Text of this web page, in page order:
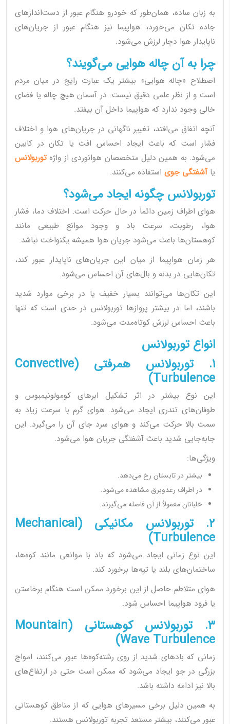
به زبان ساده، همان‌طور که خودرو هنگام عبور از دست‌اندازهای
جاده تکان می‌خورد، هواپیما نیز هنگام عبور از جریان‌های
ناپایدار هوا دچار لرزش می‌شود.
چرا به آن چاله هوایی می‌گویند؟
اصطلاح «چاله هوایی» بیشتر یک عبارت رایج در میان مردم
است و از نظر علمی دقیق نیست. در آسمان هیچ چاله یا فضای
خالی وجود ندارد که هواپیما داخل آن بیفتد.
آنچه اتفاق می‌افتد، تغییر ناگهانی در جریان‌های هوا و اختلاف
فشار است که باعث ایجاد احساس افت یا تکان در کابین
می‌شود. به همین دلیل متخصصان هوانوردی از واژه توربولانس
یاآشفتگی جوی استفاده می‌کنند.
توربولانس چگونه ایجاد می‌شود؟
هوای اطراف زمین دائماً در حال حرکت است. اختلاف دما، فشار
هوا، رطوبت، سرعت باد و وجود موانع طبیعی مانند
کوهستان‌ها باعث می‌شود جریان هوا همیشه یکنواخت نباشد.
هر زمان هواپیما از میان این جریان‌های ناپایدار عبور کند،
تکان‌هایی در بدنه و بال‌های آن احساس می‌شود.
این تکان‌ها می‌توانند بسیار خفیف یا در برخی موارد شدید
باشند، اما در بیشتر پروازها توربولانس در حدی است که تنها
باعث احساس لرزش کوتاه‌مدت می‌شود.
انواع توربولانس
1. توربولانس همرفتی (Convective
Turbulence)
این نوع بیشتر در اثر تشکیل ابرهای کومولونیمبوس و
طوفان‌های تندری ایجاد می‌شود. هوای گرم با سرعت زیاد به
سمت بالا حرکت می‌کند و هوای سرد جای آن را می‌گیرد. این
جابه‌جایی شدید باعث آشفتگی جریان هوا می‌شود.
ویژگی‌ها:
بیشتر در تابستان رخ می‌دهد.
در اطراف رعدوبرق مشاهده می‌شود.
خلبانان معمولاً از آن فاصله می‌گیرند.
2. توربولانس مکانیکی (Mechanical
Turbulence)
این نوع زمانی ایجاد می‌شود که باد با موانعی مانند کوه‌ها،
ساختمان‌های بلند یا تپه‌ها برخورد کند.
هوای متلاطم حاصل از این برخورد ممکن است هنگام برخاستن
یا فرود هواپیما احساس شود.
3. توربولانس کوهستانی (Mountain
Wave Turbulence)
زمانی که بادهای شدید از روی رشته‌کوه‌ها عبور می‌کنند، امواج
بزرگی در جو ایجاد می‌شود که ممکن است حتی در ارتفاع‌های
بالا نیز ادامه داشته باشد.
به همین دلیل برخی مسیرهای هوایی که از مناطق کوهستانی
عبور می‌کنند، بیشتر مستعد تجربه توربولانس هستند.